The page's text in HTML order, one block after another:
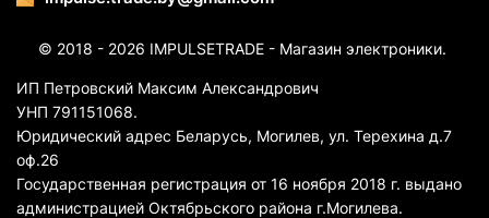
© 2018 - 2026 IMPULSETRADE - Магазин электроники.
ИП Петровский Максим Александрович
УНП 791151068.
Юридический адрес Беларусь, Могилев, ул. Терехина д.7
оф.26
Государственная регистрация от 16 ноября 2018 г. выдано
администрацией Октябрьского района г.Могилева.